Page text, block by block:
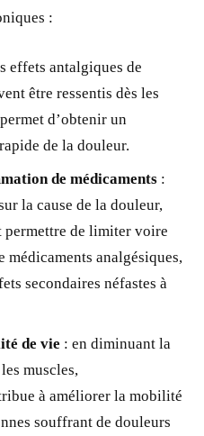
:
effets antalgiques de
être ressentis dès les
d’obtenir un
de la douleur.
de médicaments:
la cause de la douleur,
de limiter voire
analgésiques,
secondaires néfastes à
de vie : en diminuant la
muscles,
à améliorer la mobilité
souffrant de douleurs